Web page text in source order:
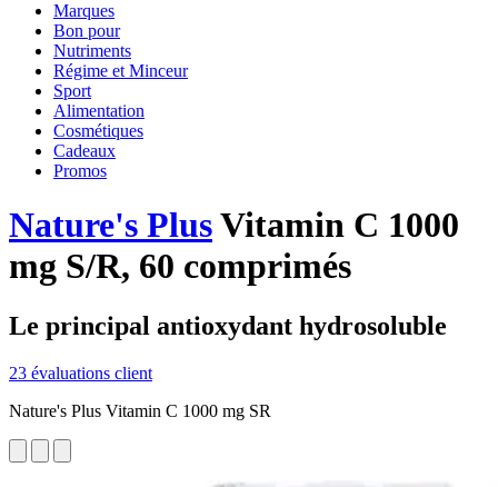
Marques
Bon pour
Nutriments
Régime et Minceur
Sport
Alimentation
Cosmétiques
Cadeaux
Promos
Nature's PlusVitamin C 1000
mg S/R, 60 comprimés
Le principal antioxydant hydrosoluble
23 évaluations client
Nature's Plus Vitamin C 1000 mg SR